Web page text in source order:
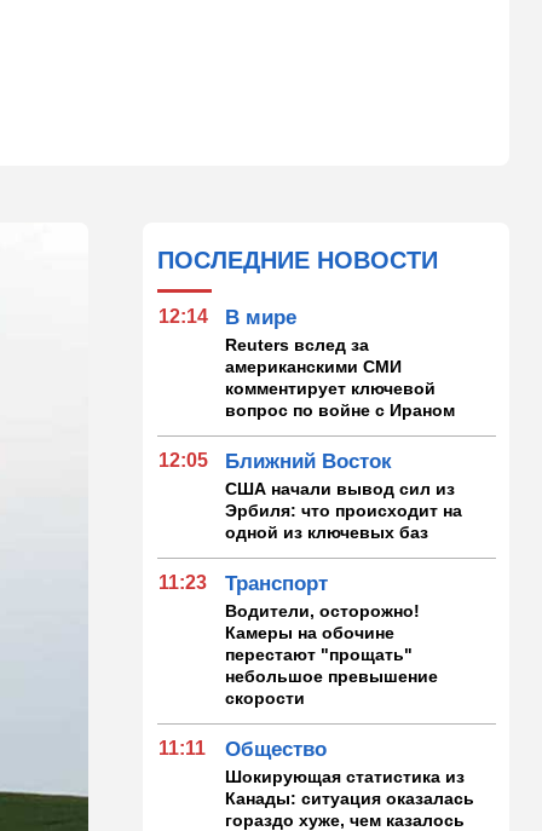
ПОСЛЕДНИЕ НОВОСТИ
12:14 В мире
Reuters вслед за
американскими СМИ
комментирует ключевой
вопрос по войне с Ираном
12:05 Ближний Восток
США начали вывод сил из
Эрбиля: что происходит на
одной из ключевых баз
11:23 Транспорт
Водители, осторожно!
Камеры на обочине
перестают "прощать"
небольшое превышение
скорости
11:11 Общество
Шокирующая статистика из
Канады: ситуация оказалась
гораздо хуже, чем казалось